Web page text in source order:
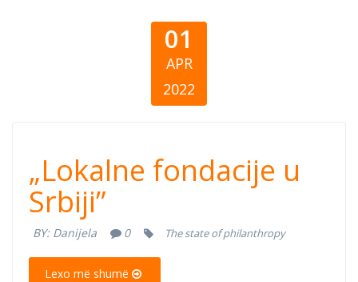
01
APR
2022
“Lokalne
fondacije u
Srbiji”
„Lokalne fondacije u
Srbiji”
BY: Danijela 0 The state of philanthropy
Lexo më shumë